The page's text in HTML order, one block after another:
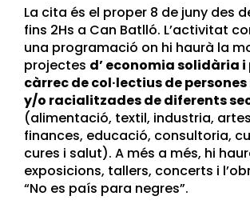
La cita és el proper 8 de juny des
fins 2Hs a Can Batlló. L’activitat
una programació on hi haurà la
projectes d’ economia solidària
càrrec de col·lectius de
y/o racialitzades de diferents
(alimentació, textil, industria,
finances, educació, consultoria,
cures i salut). A més a més, hi
exposicions, tallers, concerts i
“No es país para negres”.